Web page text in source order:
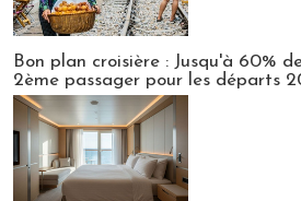
Bon plan croisière : Jusqu'à 60%
2ème passager pour les départs